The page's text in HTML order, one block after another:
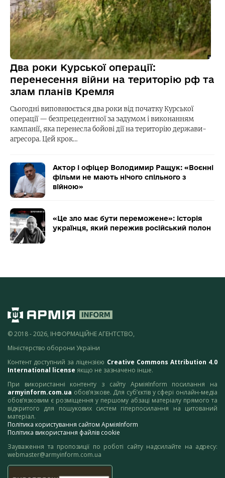
Два роки Курської операції:
перенесення війни на територію рф та
злам планів Кремля
Сьогодні виповнюється два роки від початку Курської
операції — безпрецедентної за задумом і виконанням
кампанії, яка перенесла бойові дії на територію держави-
агресора. Цей крок…
Актор і офіцер Володимир Ращук: «Воєнні
фільми не мають нічого спільного з
війною»
«Це зло має бути переможене»: історія
українця, який пережив російський полон
© 2018 - 2026, ІНФОРМАЦІЙНЕ АГЕНТСТВО,
Міністерство оборони України
Контент доступний за ліцензією Creative Commons Attribution 4.0
International license якщо не зазначено інше.
При використанні контенту з сайту АрміяInform посилання на
armyinform.com.ua обов’язкове. Для суб’єктів у сфері онлайн-медіа
обов’язковим є розміщення у першому абзаці матеріалу прямого та
відкритого для пошукових систем гіперпосилання на цитований
матеріал.
Політика користування сайтом АрміяInform
Політика використання файлів cookie
Зауваження та пропозиції по роботі сайту надсилайте на адресу:
webmaster@armyinform.com.ua